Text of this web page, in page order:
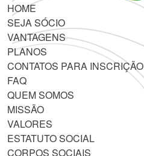
HOME
SEJA SÓCIO
VANTAGENS
PLANOS
CONTATOS PARA INSCRIÇÃO
FAQ
QUEM SOMOS
MISSÃO
VALORES
ESTATUTO SOCIAL
CORPOS SOCIAIS